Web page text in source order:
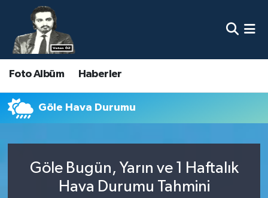
Foto Albüm Haberler
Göle Hava Durumu
Göle Bugün, Yarın ve 1 Haftalık
Hava Durumu Tahmini
Nöbetçi Eczaneler
Hava Durumu
Namaz Vakitleri
Süper Lig Puan Durumu ve Fikstür